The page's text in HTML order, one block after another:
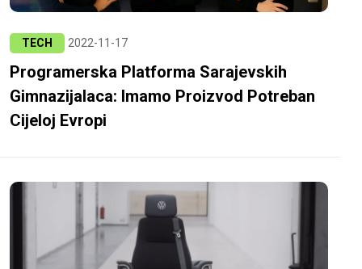
TECH 2022-11-17
Programerska Platforma Sarajevskih
Gimnazijalaca: Imamo Proizvod Potreban
Cijeloj Evropi